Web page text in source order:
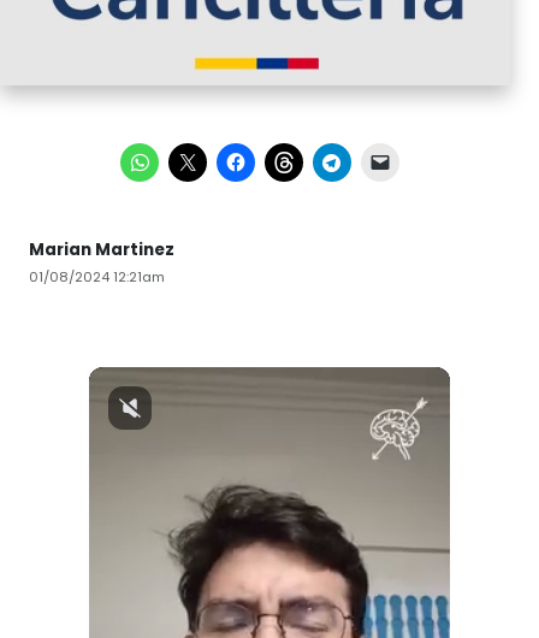
Marian Martinez
01/08/2024 12:21am